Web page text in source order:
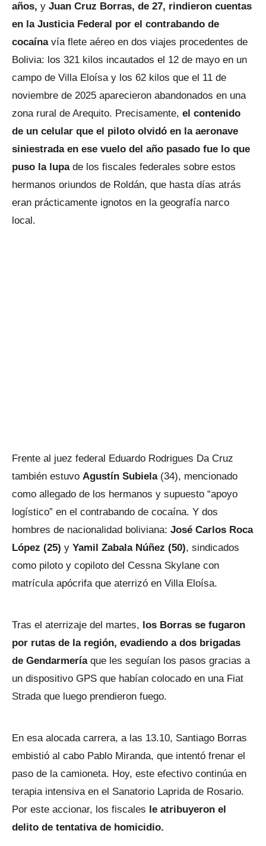
años, y Juan Cruz Borras, de 27, rindieron cuentas
en la Justicia Federal por el contrabando de
cocaína vía flete aéreo en dos viajes procedentes de
Bolivia: los 321 kilos incautados el 12 de mayo en un
campo de Villa Eloísa y los 62 kilos que el 11 de
noviembre de 2025 aparecieron abandonados en una
zona rural de Arequito. Precisamente, el contenido
de un celular que el piloto olvidó en la aeronave
siniestrada en ese vuelo del año pasado fue lo que
puso la lupade los fiscales federales sobre estos
hermanos oriundos de Roldán, que hasta días atrás
eran prácticamente ignotos en la geografía narco
local.
Frente al juez federal Eduardo Rodrigues Da Cruz
también estuvo Agustín Subiela(34), mencionado
como allegado de los hermanos y supuesto “apoyo
logístico” en el contrabando de cocaína. Y dos
hombres de nacionalidad boliviana: José Carlos Roca
López (25) y Yamil Zabala Núñez (50), sindicados
como piloto y copiloto del Cessna Skylane con
matrícula apócrifa que aterrizó en Villa Eloísa.
Tras el aterrizaje del martes, los Borras se fugaron
por rutas de la región, evadiendo a dos brigadas
de Gendarmeríaque les seguían los pasos gracias a
un dispositivo GPS que habían colocado en una Fiat
Strada que luego prendieron fuego.
En esa alocada carrera, a las 13.10, Santiago Borras
embistió al cabo Pablo Miranda, que intentó frenar el
paso de la camioneta. Hoy, este efectivo continúa en
terapia intensiva en el Sanatorio Laprida de Rosario.
Por este accionar, los fiscales le atribuyeron el
delito de tentativa de homicidio.